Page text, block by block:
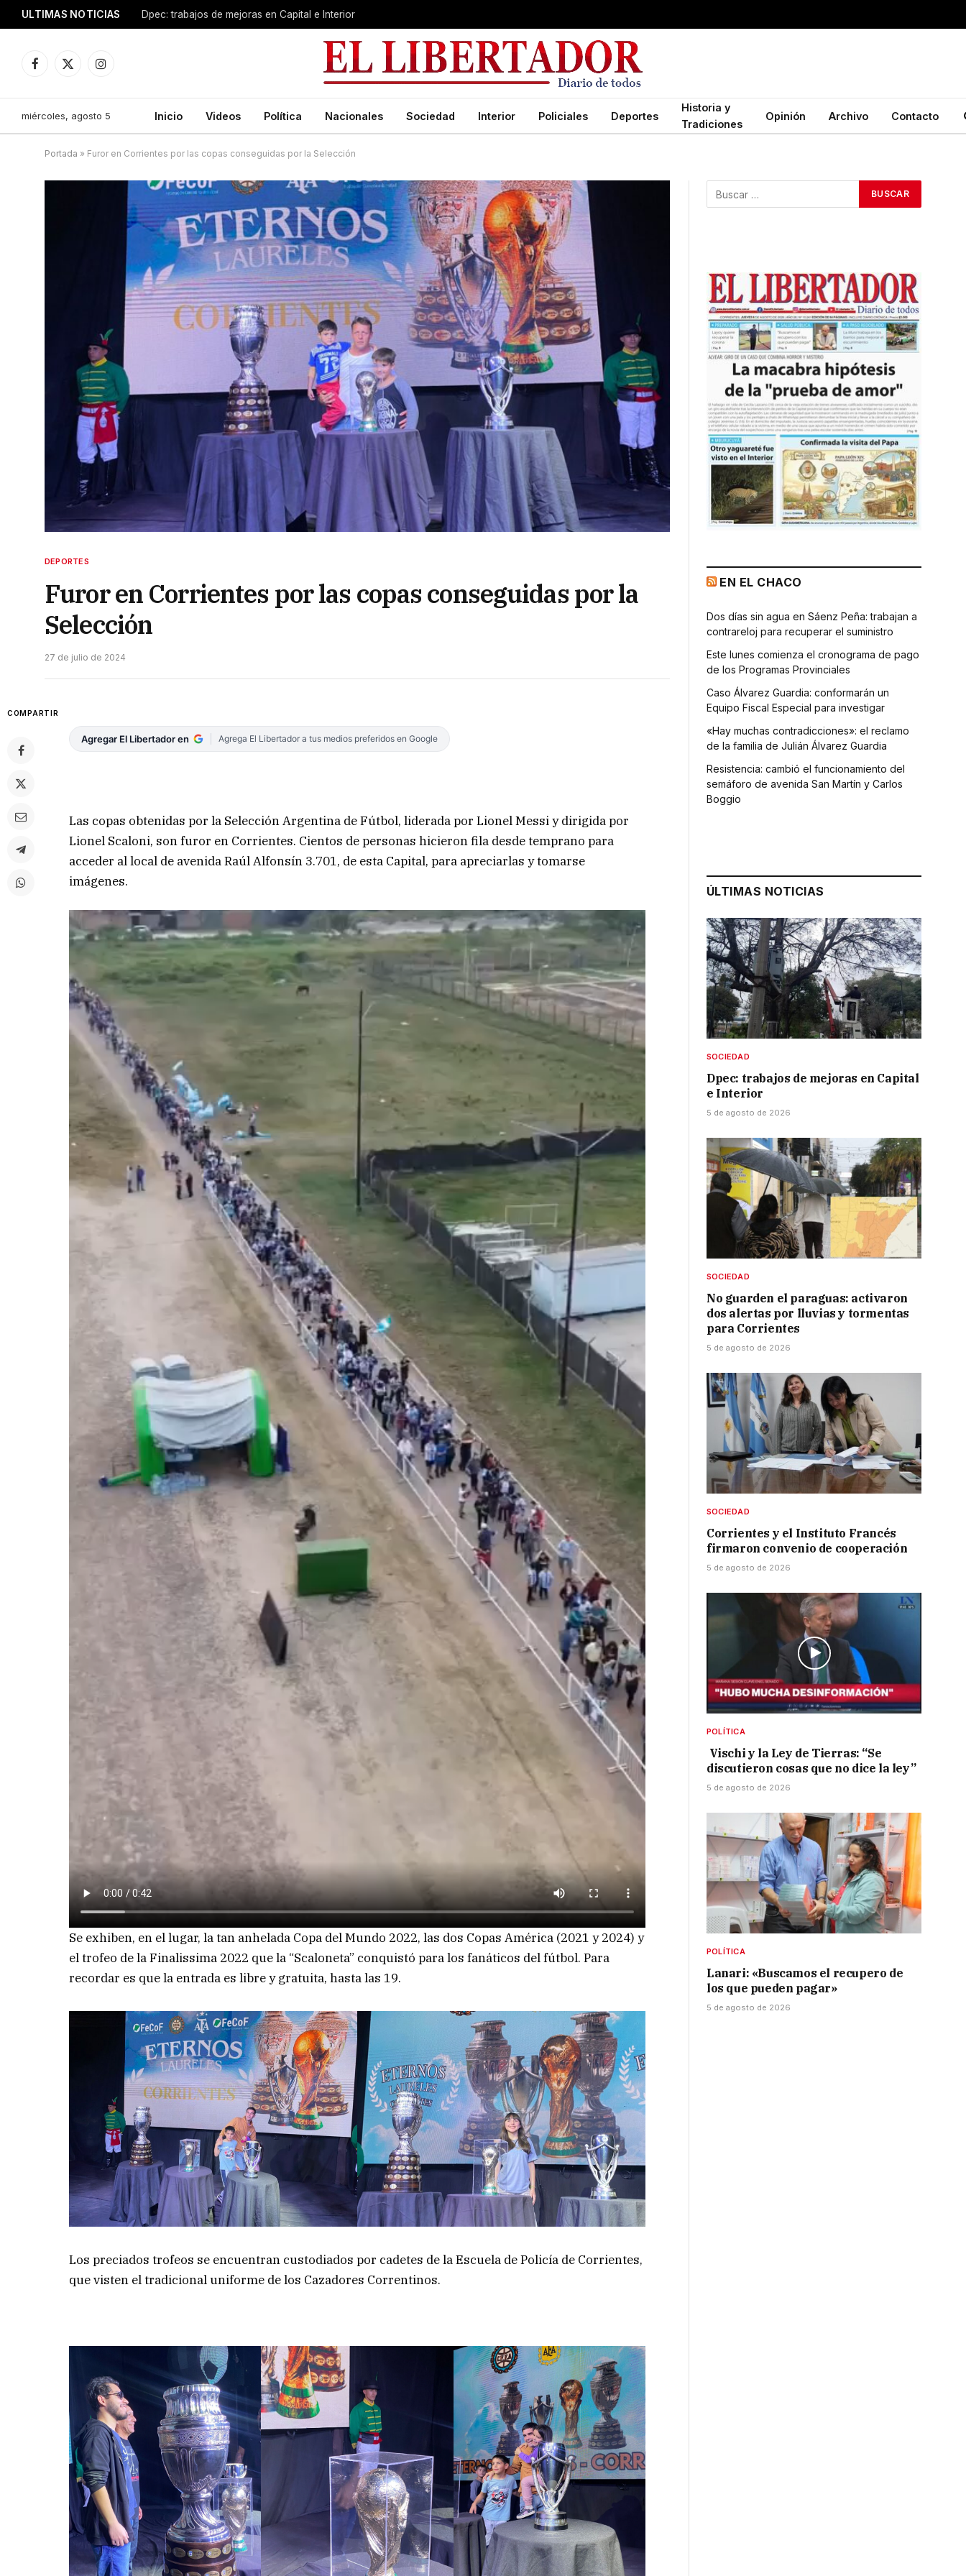
ULTIMAS NOTICIAS Dpec: trabajos de mejoras en Capital e Interior
Facebook
X
Instagram
miércoles, agosto 5 Inicio Videos Política Nacionales Sociedad Interior Policiales Deportes
Historia y
Tradiciones
Opinión Archivo Contacto
Portada » Furor en Corrientes por las copas conseguidas por la Selección
DEPORTES
Furor en Corrientes por las copas conseguidas por la
Selección
27 de julio de 2024
COMPARTIR
Agregar El Libertador en Agrega El Libertador a tus medios preferidos en Google
Las copas obtenidas por la Selección Argentina de Fútbol, liderada por Lionel Messi y dirigida por
Lionel Scaloni, son furor en Corrientes. Cientos de personas hicieron fila desde temprano para
acceder al local de avenida Raúl Alfonsín 3.701, de esta Capital, para apreciarlas y tomarse
imágenes.
Se exhiben, en el lugar, la tan anhelada Copa del Mundo 2022, las dos Copas América (2021 y 2024) y
el trofeo de la Finalissima 2022 que la “Scaloneta” conquistó para los fanáticos del fútbol. Para
recordar es que la entrada es libre y gratuita, hasta las 19.
Los preciados trofeos se encuentran custodiados por cadetes de la Escuela de Policía de Corrientes,
que visten el tradicional uniforme de los Cazadores Correntinos.
EN EL CHACO
Dos días sin agua en Sáenz Peña: trabajan a
contrareloj para recuperar el suministro
Este lunes comienza el cronograma de pago
de los Programas Provinciales
Caso Álvarez Guardia: conformarán un
Equipo Fiscal Especial para investigar
«Hay muchas contradicciones»: el reclamo
de la familia de Julián Álvarez Guardia
Resistencia: cambió el funcionamiento del
semáforo de avenida San Martín y Carlos
Boggio
ÚLTIMAS NOTICIAS
SOCIEDAD
Dpec: trabajos de mejoras en Capital
e Interior
5 de agosto de 2026
SOCIEDAD
No guarden el paraguas: activaron
dos alertas por lluvias y tormentas
para Corrientes
5 de agosto de 2026
SOCIEDAD
Corrientes y el Instituto Francés
firmaron convenio de cooperación
5 de agosto de 2026
POLÍTICA
Vischi y la Ley de Tierras: “Se
discutieron cosas que no dice la ley”
5 de agosto de 2026
POLÍTICA
Lanari: «Buscamos el recupero de
los que pueden pagar»
5 de agosto de 2026